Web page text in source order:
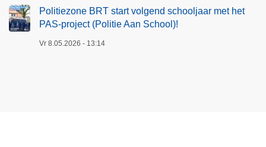
Politiezone BRT start volgend schooljaar met het
PAS-project (Politie Aan School)!
Vr 8.05.2026 - 13:14